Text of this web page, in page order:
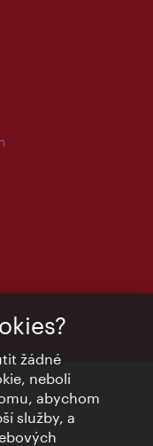
žádné
neboli
abychom
služby, a